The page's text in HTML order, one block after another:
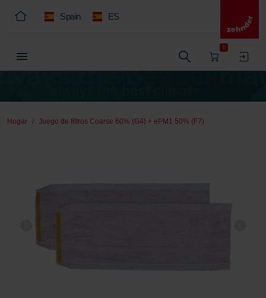
Spain ES
0
Hogar Juego de filtros Coarse 60% (G4) + ePM1 50% (F7)